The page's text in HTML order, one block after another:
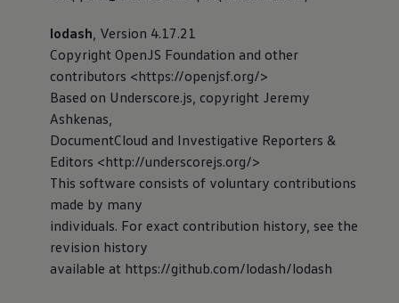
lodash, Version 4.17.21
Copyright OpenJS Foundation and other
contributors <https://openjsf.org/>
Based on Underscore.js, copyright Jeremy
Ashkenas,
DocumentCloud and Investigative Reporters &
Editors <http://underscorejs.org/>
This software consists of voluntary contributions
made by many
individuals. For exact contribution history, see the
revision history
available at https://github.com/lodash/lodash